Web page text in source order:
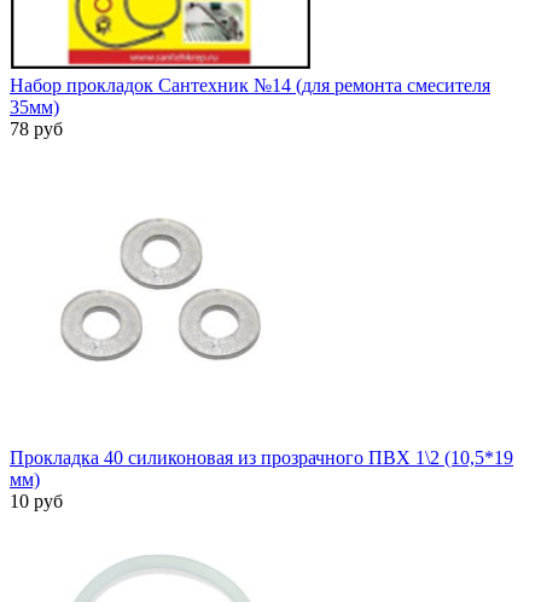
Набор прокладок Сантехник №14 (для ремонта смесителя
35мм)
78 руб
Прокладка 40 силиконовая из прозрачного ПВХ 1\2 (10,5*19
мм)
10 руб